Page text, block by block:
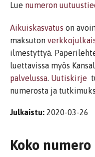
Lue numeron
Aikuiskasvatus on
maksuton
ilmestyttyä.
luettavissa myös
palvelussa. Uutiskirje
numerosta ja
Julkaistu: 2020-03-26
Koko numero